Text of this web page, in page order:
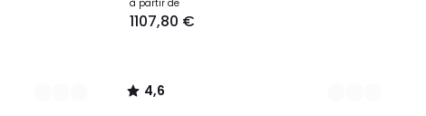
à partir de
1107,80 €
4,6
/